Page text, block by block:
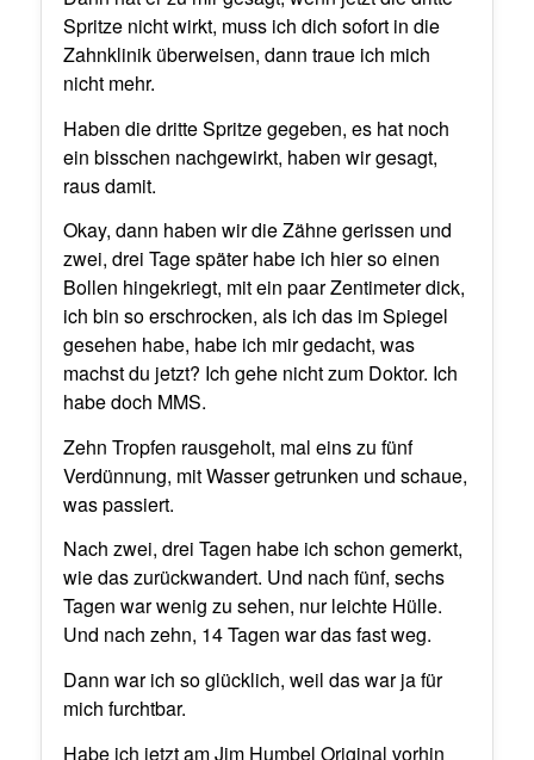
Spritze nicht wirkt, muss ich dich sofort in die
Zahnklinik überweisen, dann traue ich mich
nicht mehr.
Haben die dritte Spritze gegeben, es hat noch
ein bisschen nachgewirkt, haben wir gesagt,
raus damit.
Okay, dann haben wir die Zähne gerissen und
zwei, drei Tage später habe ich hier so einen
Bollen hingekriegt, mit ein paar Zentimeter dick,
ich bin so erschrocken, als ich das im Spiegel
gesehen habe, habe ich mir gedacht, was
machst du jetzt? Ich gehe nicht zum Doktor. Ich
habe doch MMS.
Zehn Tropfen rausgeholt, mal eins zu fünf
Verdünnung, mit Wasser getrunken und schaue,
was passiert.
Nach zwei, drei Tagen habe ich schon gemerkt,
wie das zurückwandert. Und nach fünf, sechs
Tagen war wenig zu sehen, nur leichte Hülle.
Und nach zehn, 14 Tagen war das fast weg.
Dann war ich so glücklich, weil das war ja für
mich furchtbar.
Habe ich jetzt am Jim Humbel Original vorhin